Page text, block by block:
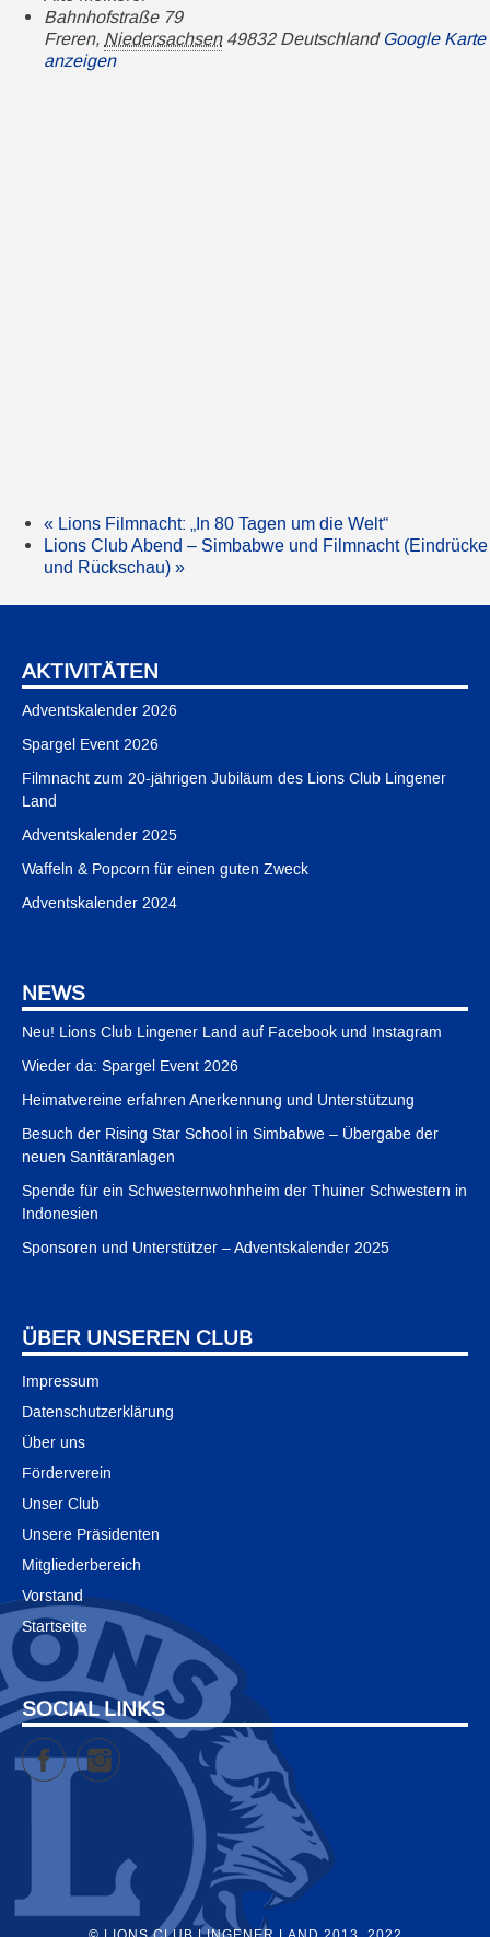
Bahnhofstraße 79
Freren, Niedersachsen 49832 Deutschland Google Karte
anzeigen
« Lions Filmnacht: „In 80 Tagen um die Welt“
Lions Club Abend – Simbabwe und Filmnacht (Eindrücke
und Rückschau) »
AKTIVITÄTEN
Adventskalender 2026
Spargel Event 2026
Filmnacht zum 20-jährigen Jubiläum des Lions Club Lingener
Land
Adventskalender 2025
Waffeln & Popcorn für einen guten Zweck
Adventskalender 2024
NEWS
Neu! Lions Club Lingener Land auf Facebook und Instagram
Wieder da: Spargel Event 2026
Heimatvereine erfahren Anerkennung und Unterstützung
Besuch der Rising Star School in Simbabwe – Übergabe der
neuen Sanitäranlagen
Spende für ein Schwesternwohnheim der Thuiner Schwestern in
Indonesien
Sponsoren und Unterstützer – Adventskalender 2025
ÜBER UNSEREN CLUB
Impressum
Datenschutzerklärung
Über uns
Förderverein
Unser Club
Unsere Präsidenten
Mitgliederbereich
Vorstand
Startseite
SOCIAL LINKS
Facebook Instagram